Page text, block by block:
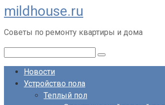
Перейти
к
контенту
mildhouse.ru
Советы по ремонту квартиры и дома
Новости
Устройство пола
Теплый пол